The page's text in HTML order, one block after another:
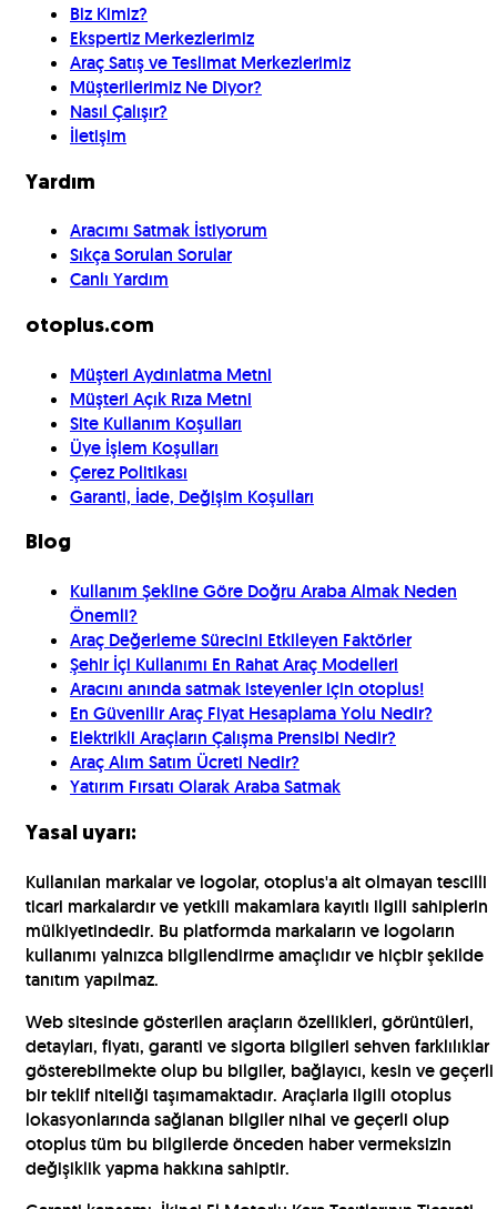
Biz Kimiz?
Ekspertiz Merkezlerimiz
Araç Satış ve Teslimat Merkezlerimiz
Müşterilerimiz Ne Diyor?
Nasıl Çalışır?
İletişim
Yardım
Aracımı Satmak İstiyorum
Sıkça Sorulan Sorular
Canlı Yardım
otoplus.com
Müşteri Aydınlatma Metni
Müşteri Açık Rıza Metni
Site Kullanım Koşulları
Üye İşlem Koşulları
Çerez Politikası
Garanti, İade, Değişim Koşulları
Blog
Kullanım Şekline Göre Doğru Araba Almak Neden
Önemli?
Araç Değerleme Sürecini Etkileyen Faktörler
Şehir İçi Kullanımı En Rahat Araç Modelleri
Aracını anında satmak isteyenler için otoplus!
En Güvenilir Araç Fiyat Hesaplama Yolu Nedir?
Elektrikli Araçların Çalışma Prensibi Nedir?
Araç Alım Satım Ücreti Nedir?
Yatırım Fırsatı Olarak Araba Satmak
Yasal uyarı:
Kullanılan markalar ve logolar, otoplus'a ait olmayan tescilli
ticari markalardır ve yetkili makamlara kayıtlı ilgili sahiplerin
mülkiyetindedir. Bu platformda markaların ve logoların
kullanımı yalnızca bilgilendirme amaçlıdır ve hiçbir şekilde
tanıtım yapılmaz.
Web sitesinde gösterilen araçların özellikleri, görüntüleri,
detayları, fiyatı, garanti ve sigorta bilgileri sehven farklılıklar
gösterebilmekte olup bu bilgiler, bağlayıcı, kesin ve geçerli
bir teklif niteliği taşımamaktadır. Araçlarla ilgili otoplus
lokasyonlarında sağlanan bilgiler nihai ve geçerli olup
otoplus tüm bu bilgilerde önceden haber vermeksizin
değişiklik yapma hakkına sahiptir.